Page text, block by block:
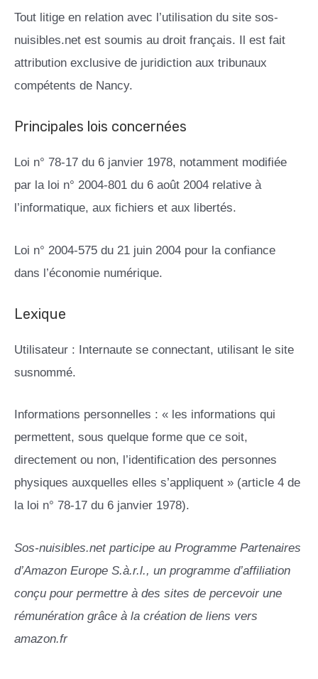
Tout litige en relation avec l’utilisation du site sos-
nuisibles.net est soumis au droit français. Il est fait
attribution exclusive de juridiction aux tribunaux
compétents de Nancy.
Principales lois concernées
Loi n° 78-17 du 6 janvier 1978, notamment modifiée
par la loi n° 2004-801 du 6 août 2004 relative à
l’informatique, aux fichiers et aux libertés.
Loi n° 2004-575 du 21 juin 2004 pour la confiance
dans l’économie numérique.
Lexique
Utilisateur : Internaute se connectant, utilisant le site
susnommé.
Informations personnelles : « les informations qui
permettent, sous quelque forme que ce soit,
directement ou non, l’identification des personnes
physiques auxquelles elles s’appliquent » (article 4 de
la loi n° 78-17 du 6 janvier 1978).
Sos-nuisibles.net participe au Programme Partenaires
d’Amazon Europe S.à.r.l., un programme d’affiliation
conçu pour permettre à des sites de percevoir une
rémunération grâce à la création de liens vers
amazon.fr